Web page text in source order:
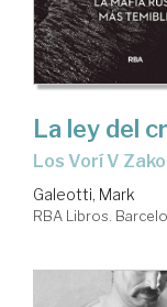
La ley del
Los Vorí V
Galeotti, Mark
RBA Libros.